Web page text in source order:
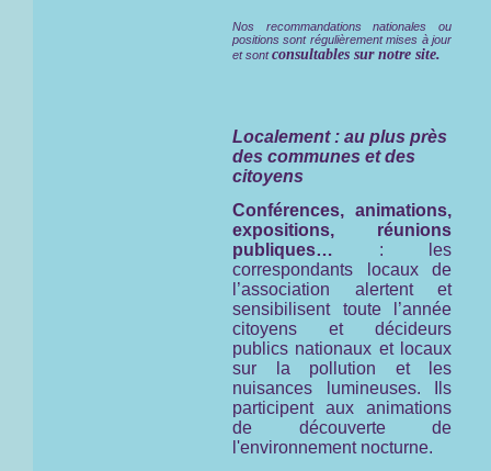
Nos recommandations nationales ou
positions sont régulièrement mises à jour
et sontconsultables sur notre site.
Localement : au plus près
des communes et des
citoyens
Conférences, animations,
expositions, réunions
publiques… : les
correspondants locaux de
l’association alertent et
sensibilisent toute l’année
citoyens et décideurs
publics nationaux et locaux
sur la pollution et les
nuisances lumineuses. Ils
participent aux animations
de découverte de
l'environnement nocturne.